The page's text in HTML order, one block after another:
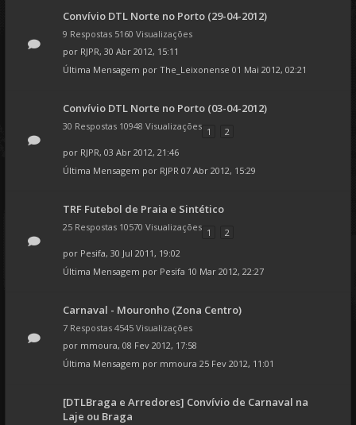
Convívio DTL Norte no Porto (29-04-2012)
9 Respostas 5160 Visualizações
por RJPR, 30 Abr 2012, 15:11
Última Mensagem por The_Leixonense 01 Mai 2012, 02:21
Convívio DTL Norte no Porto (03-04-2012)
30 Respostas 10948 Visualizações 1
2
por RJPR, 03 Abr 2012, 21:46
Última Mensagem por RJPR 07 Abr 2012, 15:29
TRF Futebol de Praia e Sintético
25 Respostas 10570 Visualizações 1
2
por Pesifa, 30 Jul 2011, 19:02
Última Mensagem por Pesifa 10 Mar 2012, 22:27
Carnaval - Mouronho (Zona Centro)
7 Respostas 4545 Visualizações
por mmoura, 08 Fev 2012, 17:58
Última Mensagem por mmoura 25 Fev 2012, 11:01
[DTLBraga e Arredores] Convívio de Carnaval na
Laje ou Braga